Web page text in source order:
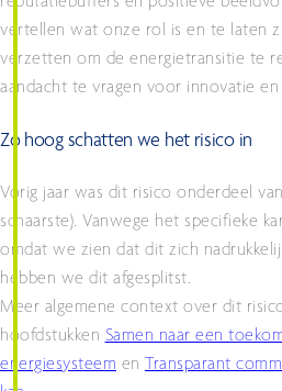
reputatiebuffers en positieve
vertellen wat onze rol is en te laten
verzetten om de energietransitie te
aandacht te vragen voor innovatie en
Zo hoog schatten we het risico in
Vorig jaar was dit risico onderdeel
schaarste). Vanwege het specifieke
omdat we zien dat dit zich
hebben we dit afgesplitst.
Meer algemene context over dit
hoofdstukkenSamen naar een
energiesysteem en Transparant